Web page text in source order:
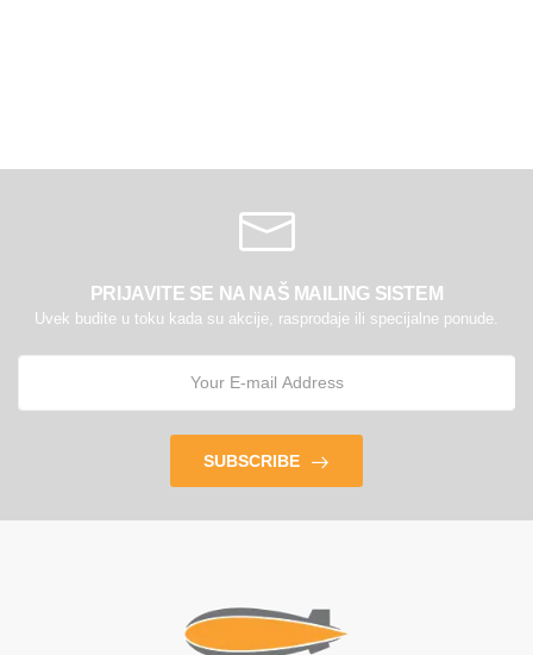
PRIJAVITE SE NA NAŠ MAILING SISTEM
Uvek budite u toku kada su akcije, rasprodaje ili specijalne ponude.
SUBSCRIBE